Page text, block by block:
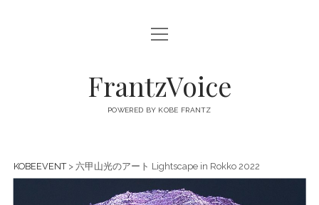
FRANTZVOICE
open
menu
FrantzVoice
POWERED BY KOBE FRANTZ
KOBEEVENT> 六甲山光のアート Lightscape in Rokko 2022